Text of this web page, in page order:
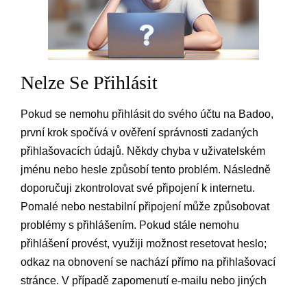
Nelze Se Přihlásit
Pokud se nemohu přihlásit do svého účtu na Badoo,
první krok spočívá v ověření správnosti zadaných
přihlašovacích údajů. Někdy chyba v uživatelském
jménu nebo hesle způsobí tento problém. Následně
doporučuji zkontrolovat své připojení k internetu.
Pomalé nebo nestabilní připojení může způsobovat
problémy s přihlášením. Pokud stále nemohu
přihlášení provést, využiji možnost resetovat heslo;
odkaz na obnovení se nachází přímo na přihlašovací
stránce. V případě zapomenutí e-mailu nebo jiných